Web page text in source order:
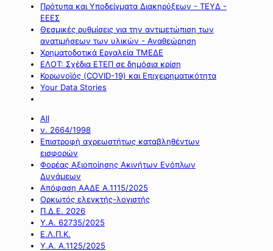
Πρότυπα και Υποδείγματα Διακηρύξεων - ΤΕΥΔ -
ΕΕΕΣ
Θεσμικές ρυθμίσεις για την αντιμετώπιση των
ανατιμήσεων των υλικών - Αναθεώρηση
Χρηματοδοτικά Εργαλεία ΤΜΕΔΕ
ΕΛΟΤ: Σχέδια ΕΤΕΠ σε δημόσια κρίση
Κορωνοϊός (COVID-19) και Επιχειρηματικότητα
Your Data Stories
All
ν. 2664/1998
Επιστροφή αχρεωστήτως καταβληθέντων
εισφορών
Φορέας Αξιοποίησης Ακινήτων Ενόπλων
Δυνάμεων
Απόφαση ΑΑΔΕ Α.1115/2025
Ορκωτός ελεγκτής-λογιστής
Π.Δ.Ε. 2026
Υ.Α. 62735/2025
Ε.Λ.Π.Κ.
Υ.Α. Α.1125/2025